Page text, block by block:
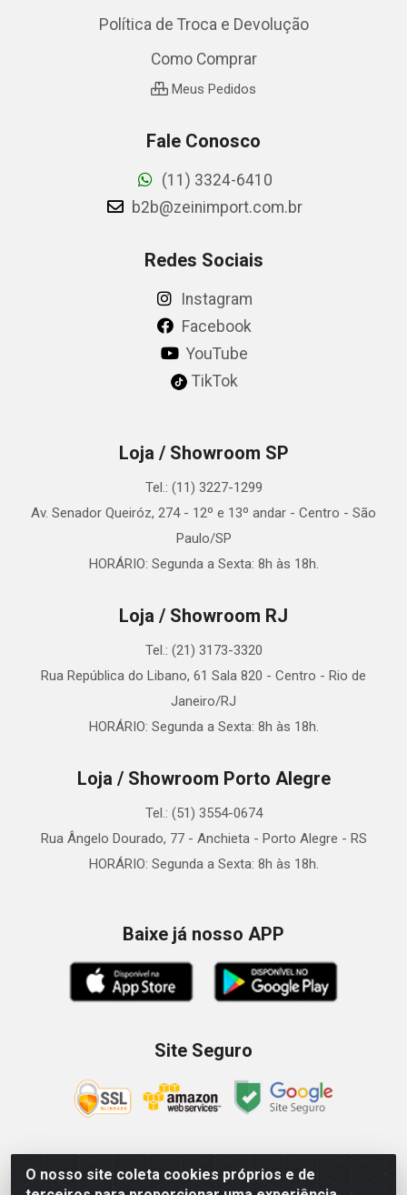
O nosso site coleta cookies próprios e de
Política de Troca e Devolução
Como Comprar
Meus Pedidos
Fale Conosco
(11) 3324-6410
b2b@zeinimport.com.br
Redes Sociais
Instagram
Facebook
YouTube
TikTok
Loja / Showroom SP
Tel.: (11) 3227-1299
Av. Senador Queiróz, 274 - 12º e 13º andar - Centro - São
Paulo/SP
HORÁRIO: Segunda a Sexta: 8h às 18h.
Loja / Showroom RJ
Tel.: (21) 3173-3320
Rua República do Libano, 61 Sala 820 - Centro - Rio de
Janeiro/RJ
HORÁRIO: Segunda a Sexta: 8h às 18h.
Loja / Showroom Porto Alegre
Tel.: (51) 3554-0674
Rua Ângelo Dourado, 77 - Anchieta - Porto Alegre - RS
HORÁRIO: Segunda a Sexta: 8h às 18h.
Baixe já nosso APP
Site Seguro
Zein Importação e Comércio LTDA - Av. Senador Queiróz, 274